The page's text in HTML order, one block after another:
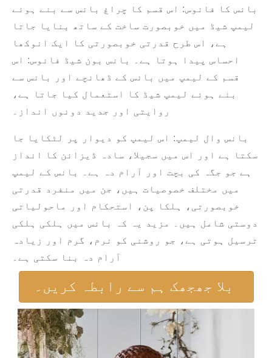
بانس کا فانوس: اس قسم کا چراغ بانس سے بنے ہوئے
لیمپ شیڈ میں خوبصورت ساخت کے ساتھ بنایا جاتا
ہے، اس طرح قدرتی خوبصورتی کا ایک انوکھا
احساس پیدا ہوتا ہے۔ بانس بون شیڈ فانوس: اس
قسم کے لیمپ میں بانس کے ڈھانچے اور بانس سے
بنے ہوئے لیمپ شیڈ کا استعمال کیا جاتا ہے،
روایتی اور جدید دونوں انداز۔
بانس وال لیمپ: اس لیمپ کو دیوار پر لٹکایا جا
سکتا ہے اور اس میں سجیلا، سادہ ڈیزائن کا انداز
ہے جو جگہ کی بچت اور آرام دہ ہے۔ بانس کے لیمپ
میں مختلف خصوصیات ہیں، جن میں منفرد قدرتی
خوبصورتی، ہلکا پن، استحکام اور ماحولیاتی
دوستی شامل ہیں۔ مزید یہ کہ بانس میں ہلکی ہلکی
ترسیل ہوتی ہے، جو روشنی کو نرم، گرم اور زیادہ
آرام دہ بنا سکتی ہے۔
بلا جھجھک ہم سے رابطہ کریں۔